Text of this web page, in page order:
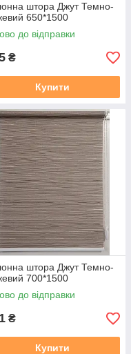
штора Джут Темно-
650*1500
до відправки
₴
Купити
штора Джут Темно-
700*1500
до відправки
₴
Купити